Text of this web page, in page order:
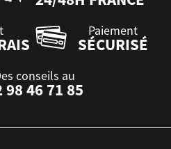
Paiement
SÉCURISÉ
conseils au
98 46 71 85